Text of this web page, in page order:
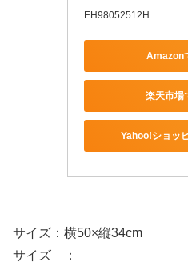
EH98052512H
Amazon
楽天市場
Yahoo!ショッ
サイズ：横50×縦34cm
サイズ ：